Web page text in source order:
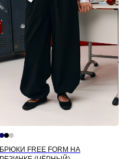
БРЮКИ FREE FORM НА